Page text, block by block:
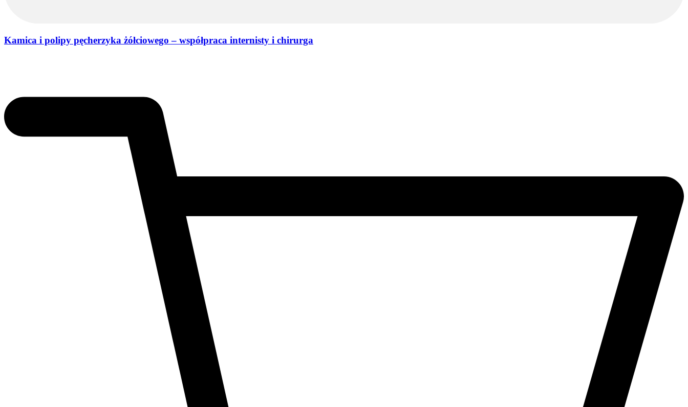
Kamica i polipy pęcherzyka żółciowego – współpraca internisty i chirurga